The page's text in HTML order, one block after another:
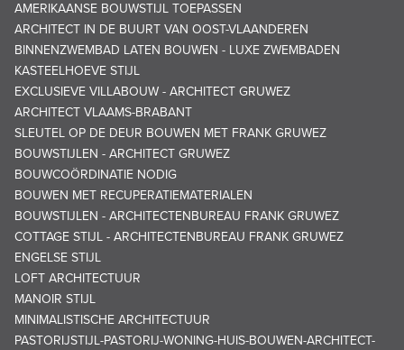
AMERIKAANSE BOUWSTIJL TOEPASSEN
ARCHITECT IN DE BUURT VAN OOST-VLAANDEREN
BINNENZWEMBAD LATEN BOUWEN - LUXE ZWEMBADEN
KASTEELHOEVE STIJL
EXCLUSIEVE VILLABOUW - ARCHITECT GRUWEZ
ARCHITECT VLAAMS-BRABANT
SLEUTEL OP DE DEUR BOUWEN MET FRANK GRUWEZ
BOUWSTIJLEN - ARCHITECT GRUWEZ
BOUWCOÖRDINATIE NODIG
BOUWEN MET RECUPERATIEMATERIALEN
BOUWSTIJLEN - ARCHITECTENBUREAU FRANK GRUWEZ
COTTAGE STIJL - ARCHITECTENBUREAU FRANK GRUWEZ
ENGELSE STIJL
LOFT ARCHITECTUUR
MANOIR STIJL
MINIMALISTISCHE ARCHITECTUUR
PASTORIJSTIJL-PASTORIJ-WONING-HUIS-BOUWEN-ARCHITECT-